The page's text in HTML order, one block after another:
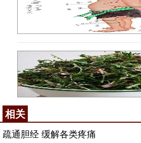
相关
疏通胆经 缓解各类疼痛